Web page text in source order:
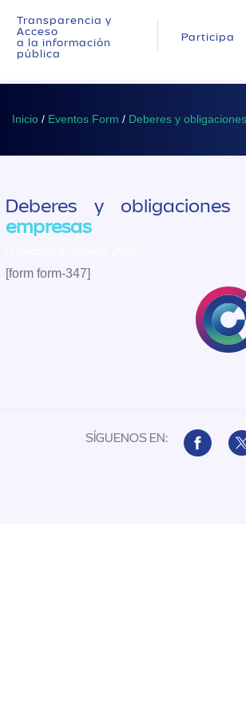
Transparencia y
Acceso
a la información
pública
Participa
Inicio / Eventos Form / Deberes y
Deberes y
empresas
[form form-347]
SÍGUENOS EN: